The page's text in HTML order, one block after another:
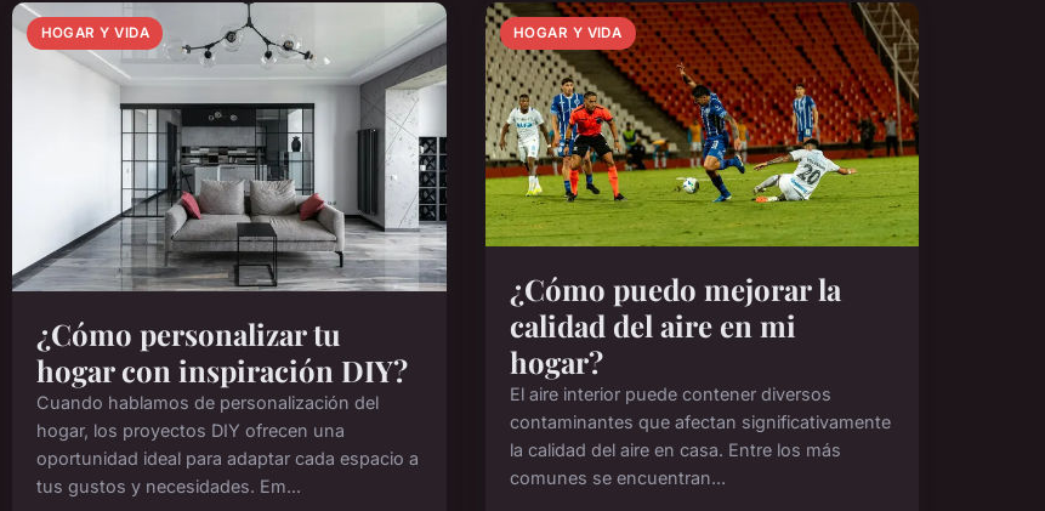
HOGAR Y VIDA
¿Cómo personalizar tu
hogar con inspiración DIY?
Cuando hablamos de personalización del
hogar, los proyectos DIY ofrecen una
oportunidad ideal para adaptar cada espacio a
tus gustos y necesidades. Em...
HOGAR Y VIDA
¿Cómo puedo mejorar la
calidad del aire en mi
hogar?
El aire interior puede contener diversos
contaminantes que afectan significativamente
la calidad del aire en casa. Entre los más
comunes se encuentran...